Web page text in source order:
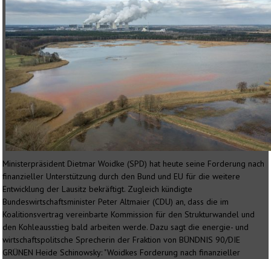
Ministerpräsident Dietmar Woidke (SPD) hat heute seine Forderung nach
finanzieller Unterstützung durch den Bund und EU für die weitere
Entwicklung der Lausitz bekräftigt. Zugleich kündigte
Bundeswirtschaftsminister Peter Altmaier (CDU) an, dass die im
Koalitionsvertrag vereinbarte Kommission für den Strukturwandel und
den Kohleausstieg bald arbeiten werde. Dazu sagt die energie- und
wirtschaftspolitsche Sprecherin der Fraktion von BÜNDNIS 90/DIE
GRÜNEN Heide Schinowsky: "Woidkes Forderung nach finanzieller